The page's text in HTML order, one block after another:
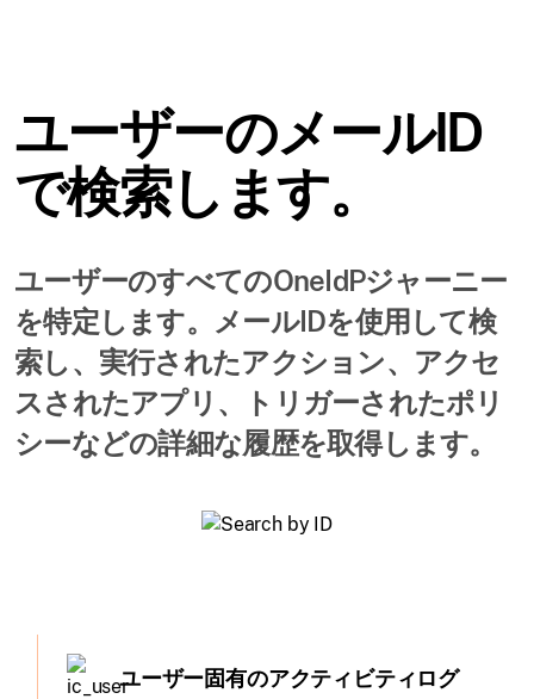
ユーザーのメールID
で検索します。
ユーザーのすべてのOneIdPジャーニー
を特定します。メールIDを使用して検
索し、実行されたアクション、アクセ
スされたアプリ、トリガーされたポリ
シーなどの詳細な履歴を取得します。
ユーザー固有のアクティビティログ